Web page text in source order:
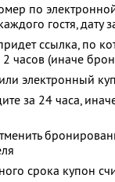
по
гостя, дату
ссылка, по
2 часов (иначе
электронный
за 24 часа,
срока купон